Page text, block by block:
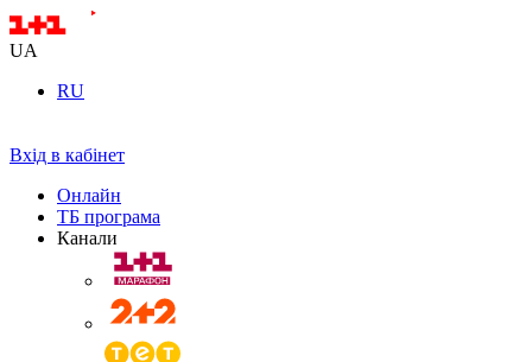
UA
RU
Вхід в кабінет
Онлайн
ТБ програма
Канали